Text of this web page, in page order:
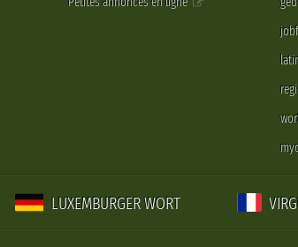
LUXEMBURGER WORT